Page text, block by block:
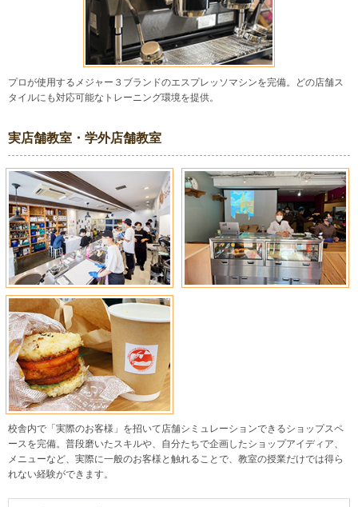
プロが使用するメジャー３ブランドのエスプレッソマシンを完備。どの店舗ス
タイルにも対応可能なトレーニング環境を提供。
実店舗教室・学外店舗教室
校舎内で「実際のお客様」を招いて店舗シミュレーションできるショップスペ
ースを完備。普段磨いたスキルや、自分たちで企画したショップアイディア、
メニューなど、実際に一般のお客様と触れることで、教室の授業だけでは得ら
れない経験ができます。